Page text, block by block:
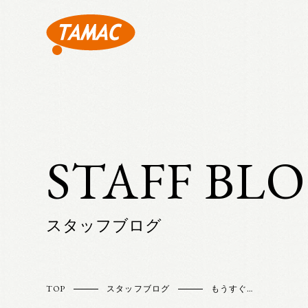
STAFF
スタッフブログ
TOP スタッフブログ もうすぐ…